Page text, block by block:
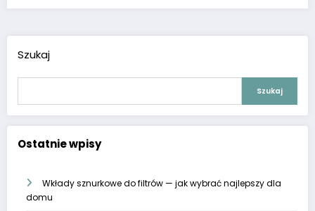
Szukaj
Szukaj
Ostatnie wpisy
Wkłady sznurkowe do filtrów — jak wybrać najlepszy dla
domu